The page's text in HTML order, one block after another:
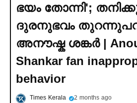
ഭയം തോന്നി';
ദുരനുഭവം
അനൗഷ്ക ശങ്കര്‍ |
Shankar fan
behavior
Times Kerala 2 months ago